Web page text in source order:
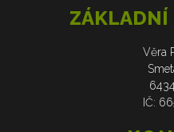
ZÁKLADNÍ
Věra
IČ: